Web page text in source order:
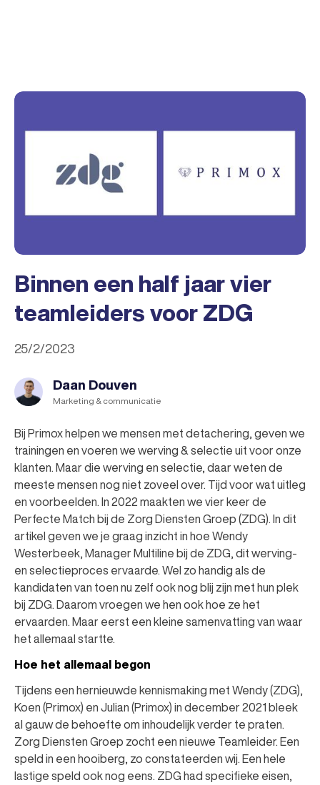
Binnen een half jaar vier
teamleiders voor ZDG
25/2/2023
Daan Douven
Marketing & communicatie
Bij Primox helpen we mensen met detachering, geven we
trainingen en voeren we werving & selectie uit voor onze
klanten. Maar die werving en selectie, daar weten de
meeste mensen nog niet zoveel over. Tijd voor wat uitleg
en voorbeelden. In 2022 maakten we vier keer de
Perfecte Match bij de Zorg Diensten Groep (ZDG). In dit
artikel geven we je graag inzicht in hoe Wendy
Westerbeek, Manager Multiline bij de ZDG, dit werving-
en selectieproces ervaarde. Wel zo handig als de
kandidaten van toen nu zelf ook nog blij zijn met hun plek
bij ZDG. Daarom vroegen we hen ook hoe ze het
ervaarden. Maar eerst een kleine samenvatting van waar
het allemaal startte.
Hoe het allemaal begon
Tijdens een hernieuwde kennismaking met Wendy (ZDG),
Koen (Primox) en Julian (Primox) in december 2021 bleek
al gauw de behoefte om inhoudelijk verder te praten.
Zorg Diensten Groep zocht een nieuwe Teamleider. Een
speld in een hooiberg, zo constateerden wij. Een hele
lastige speld ook nog eens. ZDG had specifieke eisen,